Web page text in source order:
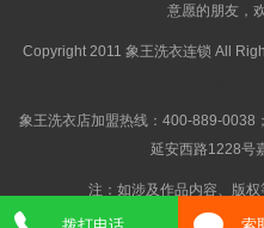
意愿的朋友，
Copyright 2011 象王洗衣连锁 All
象王洗衣店加盟热线：400-889-0038
延安西路1228号
注：如涉及作品内容、版权